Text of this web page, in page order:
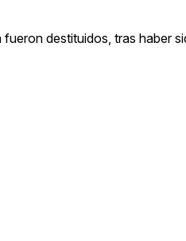
destituidos, tras haber